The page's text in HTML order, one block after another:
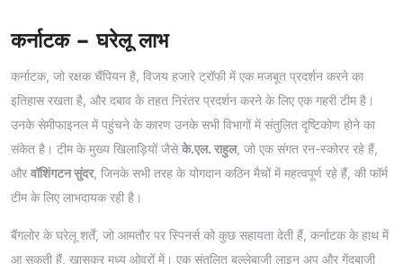
कर्नाटक – घरेलू लाभ
कर्नाटक, जो रक्षक चैंपियन है, विजय हजारे ट्रॉफी में एक मजबूत प्रदर्शन करने का
इतिहास रखता है, और दबाव के तहत निरंतर प्रदर्शन करने के लिए एक गहरी टीम है।
उनके सेमीफाइनल में पहुंचने के कारण उनके सभी विभागों में संतुलित दृष्टिकोण होने का
संकेत है। टीम के मुख्य खिलाड़ियों जैसेके.एल. राहुल, जो एक संगत रन-स्कोरर रहे हैं,
और वॉशिंगटन सुंदर, जिनके सभी तरह के योगदान कठिन मैचों में महत्वपूर्ण रहे हैं, की फॉर्म
टीम के लिए लाभदायक रही है।
बैंगलोर के घरेलू शर्तें, जो आमतौर पर स्पिनर्स को कुछ सहायता देती हैं, कर्नाटक के हाथ में
आ सकती हैं, खासकर मध्य ओवरों में। एक संतुलित बल्लेबाजी लाइन अप और गेंदबाजी